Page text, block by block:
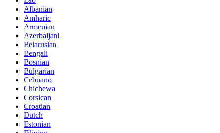
Albanian
Amharic
Armenian
Azerbaijani
Belarusian
Bengali
Bosnian
Bulgarian
Cebuano
Chichewa
Corsican
Croatian
Dutch
Estonian